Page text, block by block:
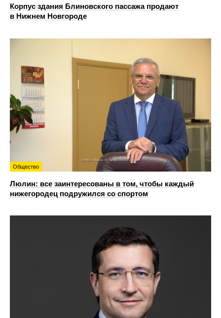
Корпус здания Блиновского пассажа продают
в Нижнем Новгороде
Общество
Люлин: все заинтересованы в том, чтобы каждый
нижегородец подружился со спортом